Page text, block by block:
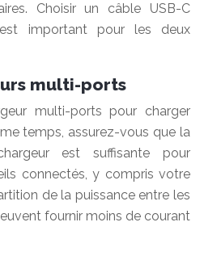
Choisir un câble USB-C
important pour les deux
multi-ports
multi-ports pour charger
temps, assurez-vous que la
est suffisante pour
connectés, y compris votre
de la puissance entre les
fournir moins de courant